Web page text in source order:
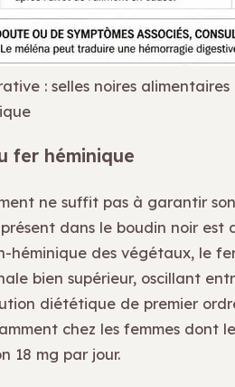
: selles noires
fer héminique
ne suffit pas à garantir
présent dans le boudin noir est
héminique des végétaux, le
bien supérieur, oscillant
diététique de premier
chez les femmes dont
18 mg par jour.